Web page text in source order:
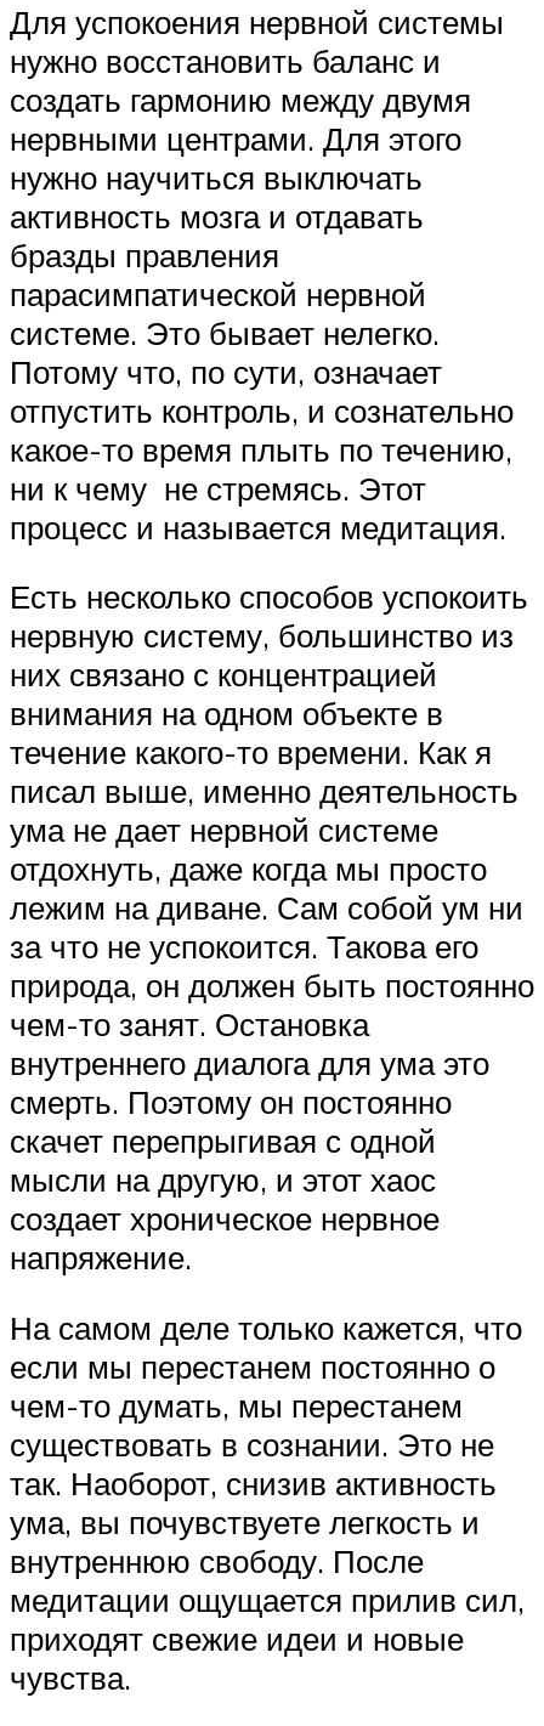
Для успокоения нервной системы
нужно восстановить баланс и
создать гармонию между двумя
нервными центрами. Для этого
нужно научиться выключать
активность мозга и отдавать
бразды правления
парасимпатической нервной
системе. Это бывает нелегко.
Потому что, по сути, означает
отпустить контроль, и сознательно
какое-то время плыть по течению,
ни к чему не стремясь. Этот
процесс и называется медитация.
Есть несколько способов успокоить
нервную систему, большинство из
них связано с концентрацией
внимания на одном объекте в
течение какого-то времени. Как я
писал выше, именно деятельность
ума не дает нервной системе
отдохнуть, даже когда мы просто
лежим на диване. Сам собой ум ни
за что не успокоится. Такова его
природа, он должен быть постоянно
чем-то занят. Остановка
внутреннего диалога для ума это
смерть. Поэтому он постоянно
скачет перепрыгивая с одной
мысли на другую, и этот хаос
создает хроническое нервное
напряжение.
На самом деле только кажется, что
если мы перестанем постоянно о
чем-то думать, мы перестанем
существовать в сознании. Это не
так. Наоборот, снизив активность
ума, вы почувствуете легкость и
внутреннюю свободу. После
медитации ощущается прилив сил,
приходят свежие идеи и новые
чувства.